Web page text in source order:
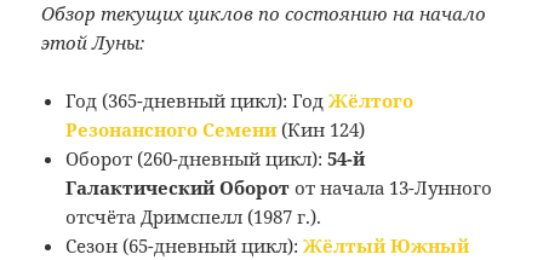
Обзор текущих циклов по состоянию на начало
этой Луны:
Год (365-дневный цикл): ГодЖёлтого
Резонансного Семени (Кин 124)
Оборот (260-дневный цикл):54-й
Галактический Оборот от начала 13-Лунного
отсчёта Дримспелл (1987 г.).
Сезон (65-дневный цикл):Жёлтый Южный